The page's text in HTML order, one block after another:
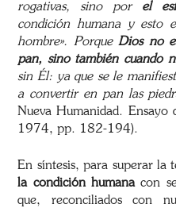
rogativas, sino por el
condición humana y esto
hombre». PorqueDios no
pan, sino también cuando
sin Él: ya que se le
a convertir en pan las
Nueva Humanidad.
1974, pp. 182-194).
En síntesis, para superar la
la condición humanacon
que, reconciliados con